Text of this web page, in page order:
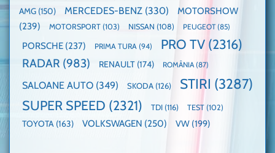
AMG (150) MERCEDES-BENZ (330)
MOTORSHOW
(239)
MOTORSPORT (103) NISSAN (108) PEUGEOT(85)
PORSCHE (237) PRIMA TURA (94) PRO TV (2316)
RADAR (983) RENAULT (174) ROMÂNIA(87)
SALOANE AUTO (349) SKODA (126) STIRI (3287)
SUPER SPEED (2321) TDI (116) TEST (102)
TOYOTA (163) VOLKSWAGEN (250) VW (199)